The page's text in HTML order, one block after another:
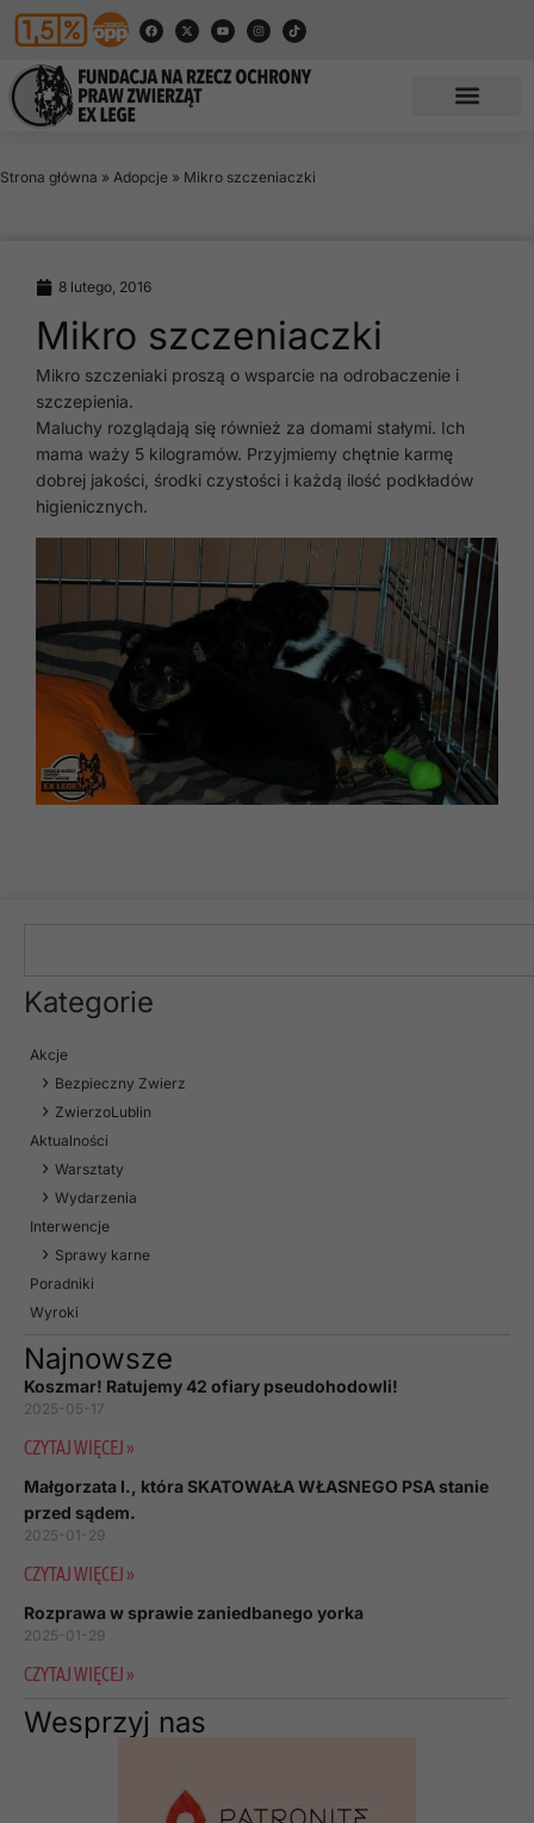
Strona główna » Adopcje » Mikro szczeniaczki
8 lutego, 2016
Mikro szczeniaczki
Mikro szczeniaki proszą o wsparcie na odrobaczenie i
szczepienia.
Maluchy rozglądają się również za domami stałymi. Ich
mama waży 5 kilogramów. Przyjmiemy chętnie karmę
dobrej jakości, środki czystości i każdą ilość podkładów
higienicznych.
Kategorie
Akcje
Bezpieczny Zwierz
ZwierzoLublin
Aktualności
Warsztaty
Wydarzenia
Interwencje
Sprawy karne
Poradniki
Wyroki
Najnowsze
Koszmar! Ratujemy 42 ofiary pseudohodowli!
2025-05-17
CZYTAJ WIĘCEJ »
Małgorzata I., która SKATOWAŁA WŁASNEGO PSA stanie
przed sądem.
2025-01-29
CZYTAJ WIĘCEJ »
Rozprawa w sprawie zaniedbanego yorka
2025-01-29
CZYTAJ WIĘCEJ »
Wesprzyj nas